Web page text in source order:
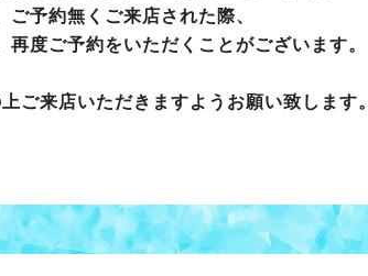
予約無くご来店された際、
度ご予約をいただくことがございます。
ご来店いただきますようお願い致します。